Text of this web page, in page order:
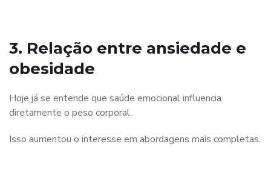
3. Relação entre ansiedade e
obesidade
Hoje já se entende que saúde emocional influencia
diretamente o peso corporal.
Isso aumentou o interesse em abordagens mais completas.